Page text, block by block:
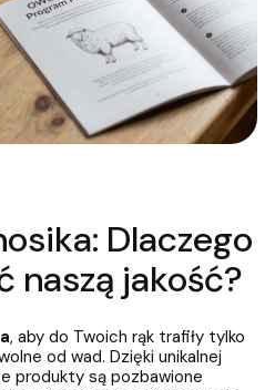
Dlaczego
naszą jakość?
, aby do Twoich rąk trafiły tylko
od wad. Dzięki unikalnej
produkty są pozbawione